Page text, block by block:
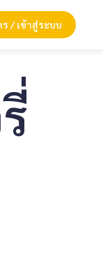
/ เข้าสู่ระบบ